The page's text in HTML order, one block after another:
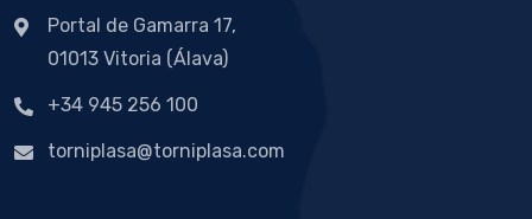
Portal de Gamarra 17,
01013 Vitoria (Álava)
+34 945 256 100
torniplasa@torniplasa.com